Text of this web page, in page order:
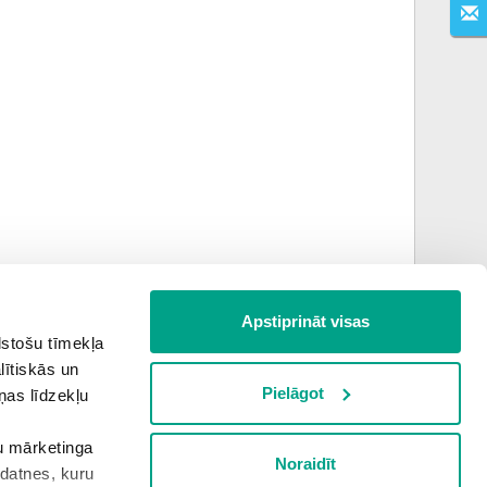
tīmekļa
un
līdzekļu
mārketinga
kuru
Apstiprināt visas
Pielāgot
Noraidīt
Nākamais uzdevums